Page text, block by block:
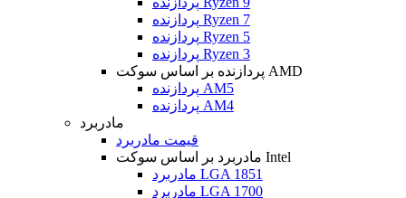
پردازنده Ryzen 7
پردازنده Ryzen 5
پردازنده Ryzen 3
پردازنده بر اساس سوکت AMD
پردازنده AM5
پردازنده AM4
مادربرد
قیمت مادربرد
مادربرد بر اساس سوکت Intel
مادربرد LGA 1851
مادربرد LGA 1700